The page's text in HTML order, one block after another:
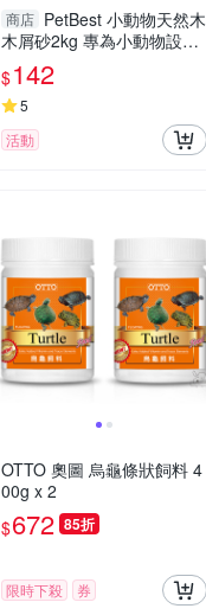
商店 PetBest 小動物天然木
木屑砂2kg 專為小動物設計
的天然白楊木木屑砂 兔砂
『寵喵樂旗艦店』
$142
5
活動
OTTO 奧圖 烏龜條狀飼料 4
00g x 2
$672 85折
限時下殺 券